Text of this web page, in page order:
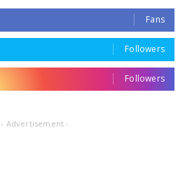
Fans
Followers
Followers
- Advertisement -